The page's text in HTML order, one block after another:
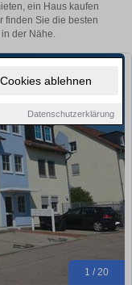
ablehnen
Datenschutzerklärung
ein Haus kaufen
finden Sie die besten
der Nähe.
1 / 20